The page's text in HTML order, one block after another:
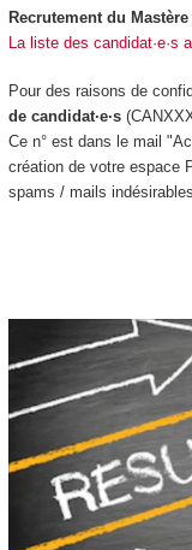
Recrutement du
La liste des
Pour des raisons de
de candidat·e·s
Ce n° est dans le mail
création de votre espace
spams / mails